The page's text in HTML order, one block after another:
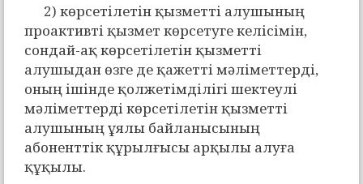
2) көрсетілетін қызметті алушының
проактивті қызмет көрсетуге келісімін,
сондай-ақ көрсетілетін қызметті
алушыдан өзге де қажетті мәліметтерді,
оның ішінде қолжетімділігі шектеулі
мәліметтерді көрсетілетін қызметті
алушының ұялы байланысының
абоненттік құрылғысы арқылы алуға
құқылы.